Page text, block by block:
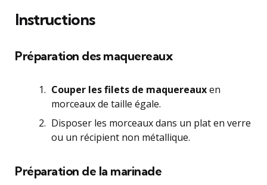
Instructions
Préparation des maquereaux
Couper les filets de maquereauxen
morceaux de taille égale.
Disposer les morceaux dans un plat en verre
ou un récipient non métallique.
Préparation de la marinade